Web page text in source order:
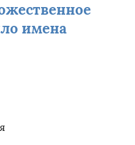
имена